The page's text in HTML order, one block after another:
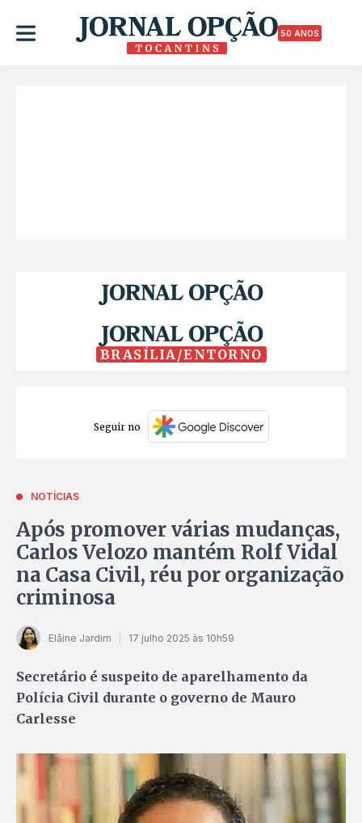
50 ANOS
BRASÍLIA/ENTORNO
Seguir no
NOTÍCIAS
Após promover várias mudanças,
Carlos Velozo mantém Rolf Vidal
na Casa Civil, réu por organização
criminosa
Elâine Jardim 17 julho 2025 às 10h59
Secretário é suspeito de aparelhamento da
Polícia Civil durante o governo de Mauro
Carlesse